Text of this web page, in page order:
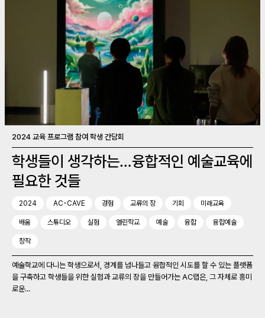
2024 교육 프로그램 참여 학생 간담회
학생들이 생각하는…융합적인 예술교육에
필요한 것들
2024 AC-CAVE 경험 교류의 장 기회 미래교육
배움 스튜디오 실험 열린학교 예술 융합 융합예술
창작
예술학교에 다니는 학생으로서, 경계를 넘나들고 융합적인 시도를 할 수 있는 플랫폼
을 구축하고 학생들을 위한 실험과 교류의 장을 만들어가는 AC랩은, 그 자체로 흥미
로운...